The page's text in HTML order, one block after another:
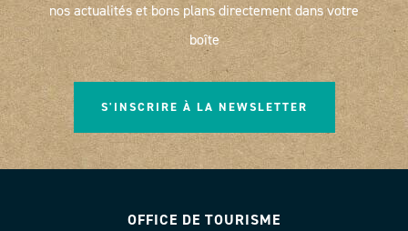
nos actualités et bons plans directement dans votre
boîte
S'INSCRIRE À LA NEWSLETTER
OFFICE DE TOURISME